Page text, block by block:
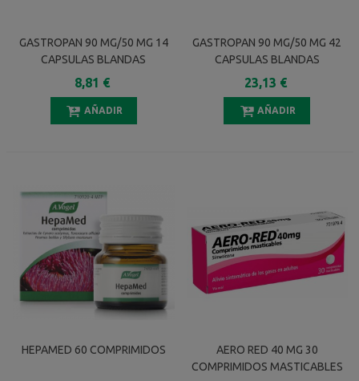
GASTROPAN 90 MG/50 MG 14
CAPSULAS BLANDAS
GASTRORRESISTENTES
8,81 €
AÑADIR
GASTROPAN 90 MG/50 MG 42
CAPSULAS BLANDAS
GASTRORRESISTENTES
23,13 €
AÑADIR
HEPAMED 60 COMPRIMIDOS
AERO RED 40 MG 30
COMPRIMIDOS MASTICABLES